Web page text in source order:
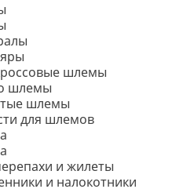
шлемы
шлемы
шлемы
для шлемов
и жилеты
и налокотники